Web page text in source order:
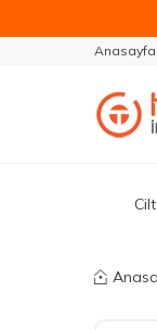
Anasayfa